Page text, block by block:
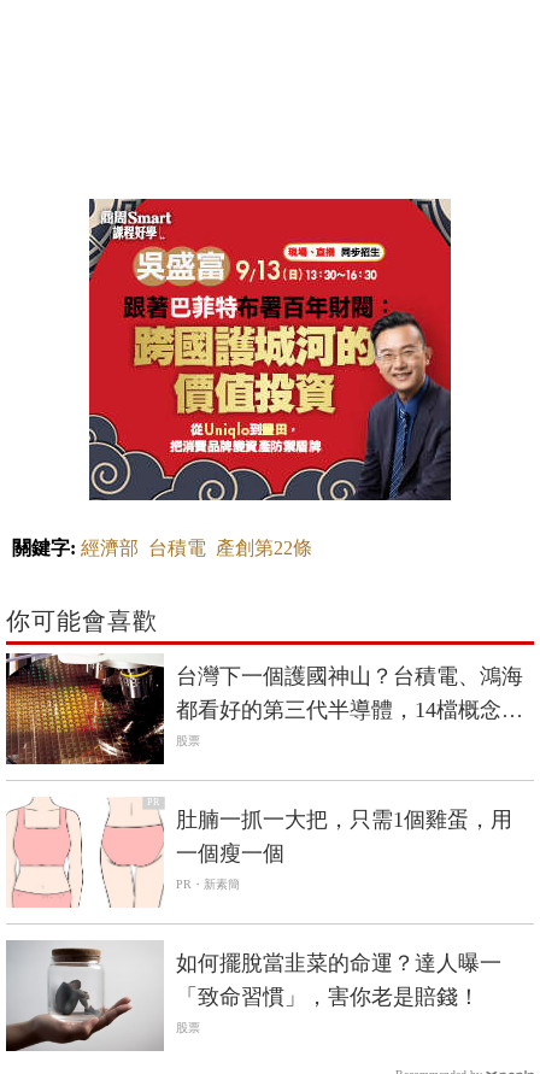
關鍵字: 經濟部 台積電 產創第22條
你可能會喜歡
台灣下一個護國神山？台積電、鴻海
都看好的第三代半導體，14檔概念股
出列
股票
PR
肚腩一抓一大把，只需1個雞蛋，用
一個瘦一個
PR・新素簡
如何擺脫當韭菜的命運？達人曝一
「致命習慣」，害你老是賠錢！
股票